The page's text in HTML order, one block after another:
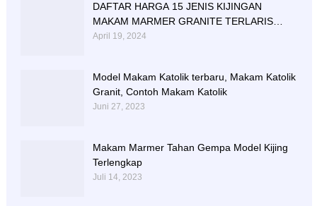
DAFTAR HARGA 15 JENIS KIJINGAN
MAKAM MARMER GRANITE TERLARIS
BERIKUT NISAN NYA
April 19, 2024
Model Makam Katolik terbaru, Makam Katolik
Granit, Contoh Makam Katolik
Juni 27, 2023
Makam Marmer Tahan Gempa Model Kijing
Terlengkap
Juli 14, 2023